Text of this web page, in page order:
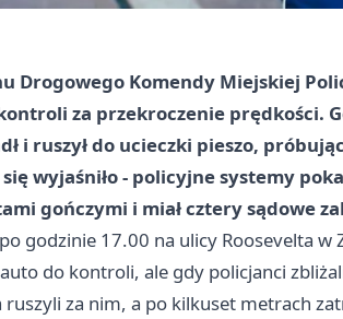
Drogowego Komendy Miejskiej
za przekroczenie prędkości.
i ruszył do ucieczki pieszo,
wyjaśniło - policyjne systemy
gończymi i miał cztery sądowe
godzinie 17.00 na ulicy Roosevelta
do kontroli, ale gdy policjanci
ruszyli za nim, a po kilkuset metrach